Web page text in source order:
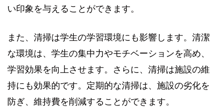
い印象を与えることができます。
また、清掃は学生の学習環境にも影響します。清潔
な環境は、学生の集中力やモチベーションを高め、
学習効果を向上させます。さらに、清掃は施設の維
持にも効果的です。定期的な清掃は、施設の劣化を
防ぎ、維持費を削減することができます。